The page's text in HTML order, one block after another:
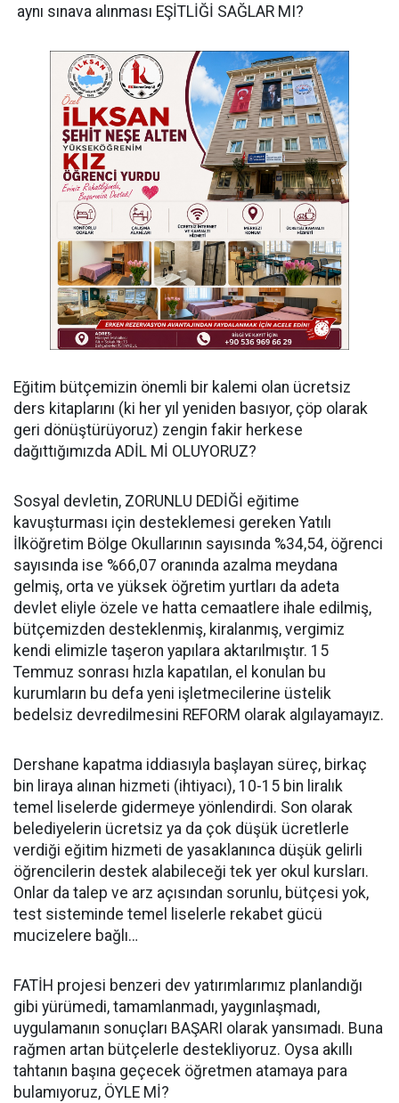
aynı sınava alınması EŞİTLİĞİ SAĞLAR MI?
Eğitim bütçemizin önemli bir kalemi olan ücretsiz
ders kitaplarını (ki her yıl yeniden basıyor, çöp olarak
geri dönüştürüyoruz) zengin fakir herkese
dağıttığımızda ADİL Mİ OLUYORUZ?
Sosyal devletin, ZORUNLU DEDİĞİ eğitime
kavuşturması için desteklemesi gereken Yatılı
İlköğretim Bölge Okullarının sayısında %34,54, öğrenci
sayısında ise %66,07 oranında azalma meydana
gelmiş, orta ve yüksek öğretim yurtları da adeta
devlet eliyle özele ve hatta cemaatlere ihale edilmiş,
bütçemizden desteklenmiş, kiralanmış, vergimiz
kendi elimizle taşeron yapılara aktarılmıştır. 15
Temmuz sonrası hızla kapatılan, el konulan bu
kurumların bu defa yeni işletmecilerine üstelik
bedelsiz devredilmesini REFORM olarak algılayamayız.
Dershane kapatma iddiasıyla başlayan süreç, birkaç
bin liraya alınan hizmeti (ihtiyacı), 10-15 bin liralık
temel liselerde gidermeye yönlendirdi. Son olarak
belediyelerin ücretsiz ya da çok düşük ücretlerle
verdiği eğitim hizmeti de yasaklanınca düşük gelirli
öğrencilerin destek alabileceği tek yer okul kursları.
Onlar da talep ve arz açısından sorunlu, bütçesi yok,
test sisteminde temel liselerle rekabet gücü
mucizelere bağlı…
FATİH projesi benzeri dev yatırımlarımız planlandığı
gibi yürümedi, tamamlanmadı, yaygınlaşmadı,
uygulamanın sonuçları BAŞARI olarak yansımadı. Buna
rağmen artan bütçelerle destekliyoruz. Oysa akıllı
tahtanın başına geçecek öğretmen atamaya para
bulamıyoruz, ÖYLE Mİ?